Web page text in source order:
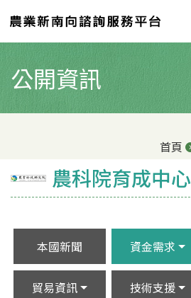
公開資訊
首頁
農科院育成中
本國新聞 資金需求
貿易資訊 技術支援